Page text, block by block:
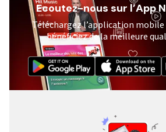
Ecoutez-nous sur l’App
Téléchargez l’application mobile
bénéficiez de la meilleure